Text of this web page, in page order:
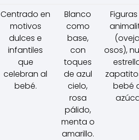
Centrado en
motivos
dulces e
infantiles
que
celebran al
bebé.
Blanco
como
base,
con
toques
de azul
cielo,
rosa
pálido,
menta o
amarillo.
osos),
bebé